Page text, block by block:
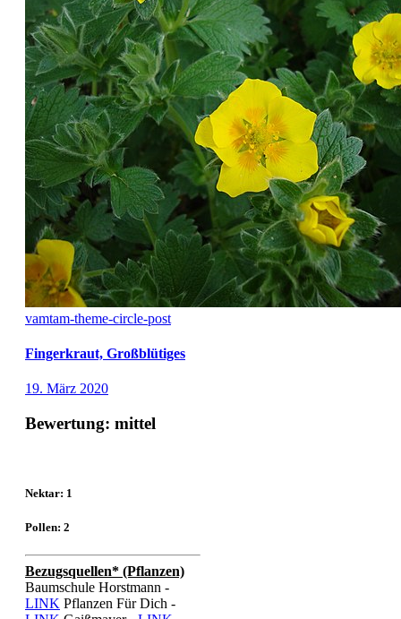
vamtam-theme-circle-post
Fingerkraut, Großblütiges
19. März 2020
Bewertung: mittel
Nektar: 1
Pollen: 2
Bezugsquellen* (Pflanzen)
Baumschule Horstmann -
LINK Pflanzen Für Dich -